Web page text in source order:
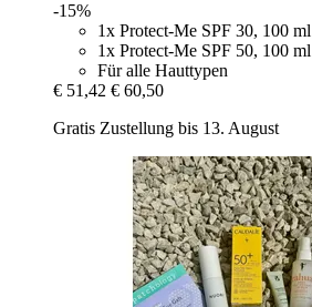
-15%
1x Protect-Me SPF 30, 100 ml
1x Protect-Me SPF 50, 100 ml
Für alle Hauttypen
€ 51,42 € 60,50
Gratis Zustellung bis 13. August